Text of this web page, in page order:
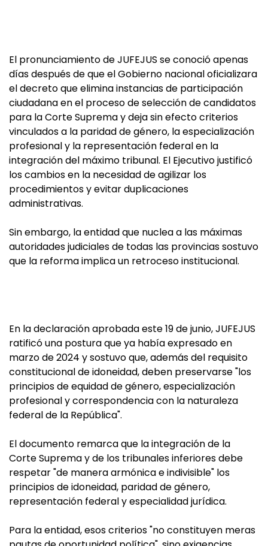
El pronunciamiento de JUFEJUS se conoció apenas
días después de que el Gobierno nacional oficializara
el decreto que elimina instancias de participación
ciudadana en el proceso de selección de candidatos
para la Corte Suprema y deja sin efecto criterios
vinculados a la paridad de género, la especialización
profesional y la representación federal en la
integración del máximo tribunal. El Ejecutivo justificó
los cambios en la necesidad de agilizar los
procedimientos y evitar duplicaciones
administrativas.
Sin embargo, la entidad que nuclea a las máximas
autoridades judiciales de todas las provincias sostuvo
que la reforma implica un retroceso institucional.
En la declaración aprobada este 19 de junio, JUFEJUS
ratificó una postura que ya había expresado en
marzo de 2024 y sostuvo que, además del requisito
constitucional de idoneidad, deben preservarse "los
principios de equidad de género, especialización
profesional y correspondencia con la naturaleza
federal de la República".
El documento remarca que la integración de la
Corte Suprema y de los tribunales inferiores debe
respetar "de manera armónica e indivisible" los
principios de idoneidad, paridad de género,
representación federal y especialidad jurídica.
Para la entidad, esos criterios "no constituyen meras